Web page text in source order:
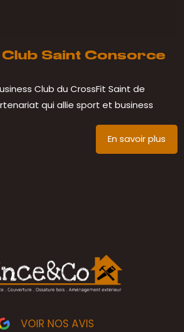
Club Saint Consorce
Club du CrossFit Saint de
qui allie sport et business
En savoir plus
VOIR NOS AVIS